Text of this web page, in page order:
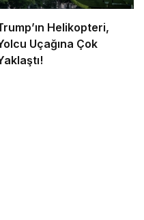
Helikopteri,
Uçağına Çok